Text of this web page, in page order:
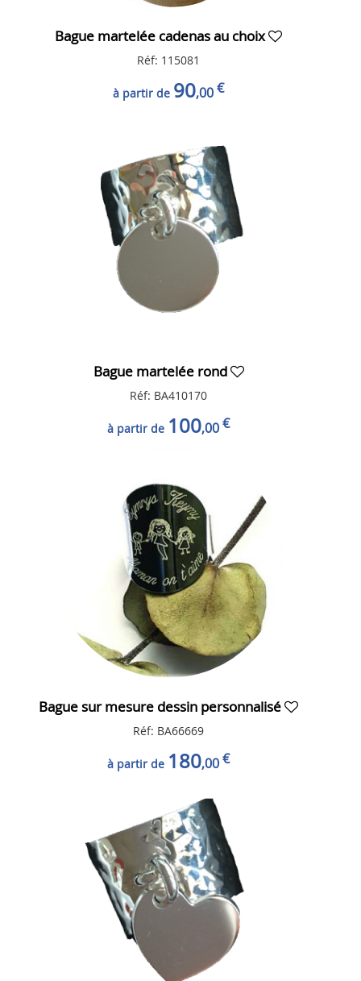
Bague martelée cadenas au choix
Réf: 115081
à partir de 90,00€
Bague martelée rond
Réf: BA410170
à partir de 100,00€
Bague sur mesure dessin personnalisé
Réf: BA66669
à partir de 180,00€